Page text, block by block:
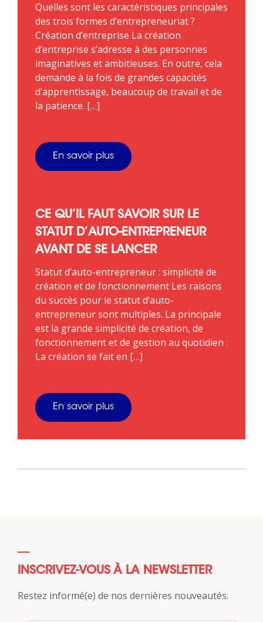
Quelles sont les caractéristiques principales
des trois formes d’entrepreneuriat ?
Création d’entreprise La création
d’entreprise s’adresse à des personnes
imaginatives et ambitieuses. En outre, cela
demande à la fois de grandes capacités
d’apprentissage, beaucoup de travail et de
la patience. […]
En savoir plus
CE QU’IL FAUT SAVOIR SUR LE
STATUT D’AUTO-ENTREPRENEUR
AVANT DE SE LANCER
Statut d’auto-entrepreneur : simplicité de
création et de fonctionnement Les raisons
du succès pour le statut d’auto-
entrepreneur sont multiples. La principale
est la grande simplicité de création, de
fonctionnement et de gestion au quotidien :
La création se fait en […]
En savoir plus
INSCRIVEZ-VOUS À LA NEWSLETTER
Restez informé(e) de nos dernières nouveautés.